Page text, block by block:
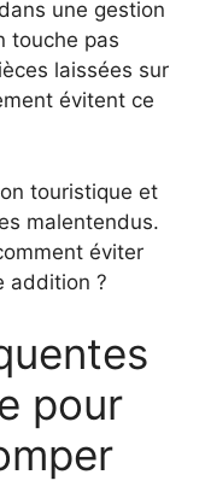
une gestion
touche pas
laissées sur
évitent ce
touristique et
malentendus.
éviter
addition ?
pour